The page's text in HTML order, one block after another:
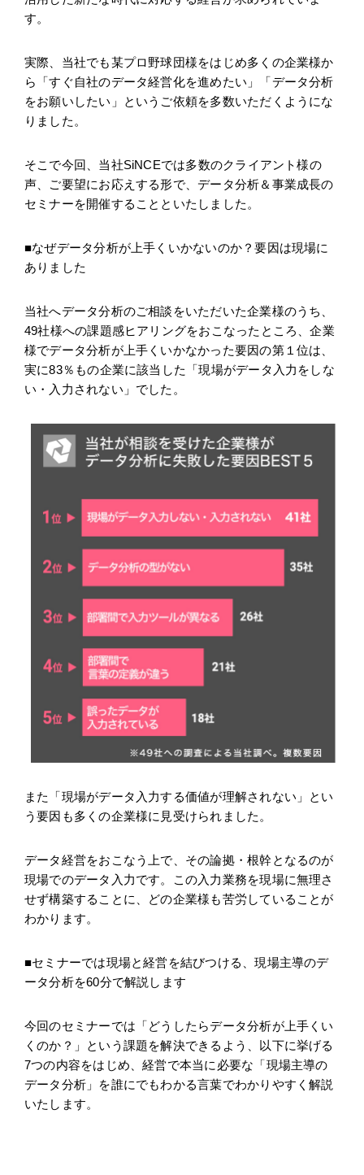
す。
実際、当社でも某プロ野球団様をはじめ多くの企業様か
ら「すぐ自社のデータ経営化を進めたい」「データ分析
をお願いしたい」というご依頼を多数いただくようにな
りました。
そこで今回、当社SiNCEでは多数のクライアント様の
声、ご要望にお応えする形で、データ分析＆事業成長の
セミナーを開催することといたしました。
■なぜデータ分析が上手くいかないのか？要因は現場に
ありました
当社へデータ分析のご相談をいただいた企業様のうち、
49社様への課題感ヒアリングをおこなったところ、企業
様でデータ分析が上手くいかなかった要因の第１位は、
実に83％もの企業に該当した「現場がデータ入力をしな
い・入力されない」でした。
また「現場がデータ入力する価値が理解されない」とい
う要因も多くの企業様に見受けられました。
データ経営をおこなう上で、その論拠・根幹となるのが
現場でのデータ入力です。この入力業務を現場に無理さ
せず構築することに、どの企業様も苦労していることが
わかります。
■セミナーでは現場と経営を結びつける、現場主導のデ
ータ分析を60分で解説します
今回のセミナーでは「どうしたらデータ分析が上手くい
くのか？」という課題を解決できるよう、以下に挙げる
7つの内容をはじめ、経営で本当に必要な「現場主導の
データ分析」を誰にでもわかる言葉でわかりやすく解説
いたします。